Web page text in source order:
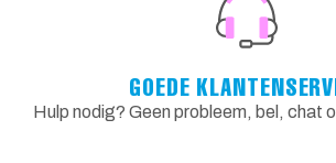
GOEDE
Hulp nodig? Geen probleem, bel, chat